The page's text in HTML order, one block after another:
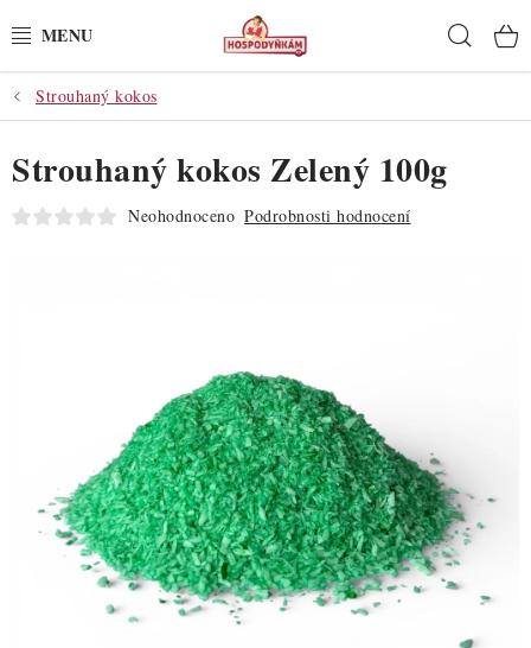
na
POTŘEBY
POMŮCKY
SUROVINY
POCHUTINY
ZDRAVÉ PEČENÍ
DÁRKOVÉ POUKAZY
Strouhaný kokos
Strouhaný kokos Zelený 100g
Neohodnoceno Podrobnosti hodnocení